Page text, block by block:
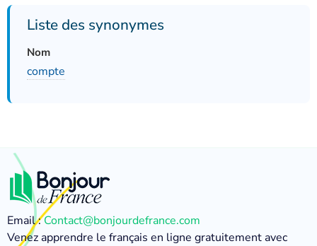
Liste des synonymes
Nom
compte
Email :Contact@bonjourdefrance.com
Venez apprendre le français en ligne gratuitement avec